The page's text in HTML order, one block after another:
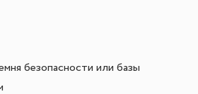
безопасности или базы